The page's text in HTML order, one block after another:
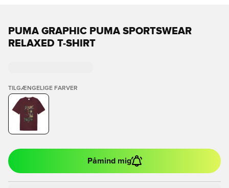
PUMA GRAPHIC PUMA SPORTSWEAR
RELAXED T-SHIRT
TILGÆNGELIGE FARVER
Påmind mig